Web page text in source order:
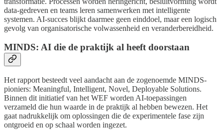
data-gedreven en teams leren samenwerken met intelligente
systemen. AI-succes blijkt daarmee geen einddoel, maar een logisch
gevolg van organisatorische volwassenheid en veranderbereidheid.
MINDS: AI die de praktijk al heeft doorstaan
Het rapport besteedt veel aandacht aan de zogenoemde MINDS-
pioniers: Meaningful, Intelligent, Novel, Deployable Solutions.
Binnen dit initiatief van het WEF worden AI-toepassingen
verzameld die hun waarde in de praktijk al hebben bewezen. Het
gaat nadrukkelijk om oplossingen die de experimentele fase zijn
ontgroeid en op schaal worden ingezet.